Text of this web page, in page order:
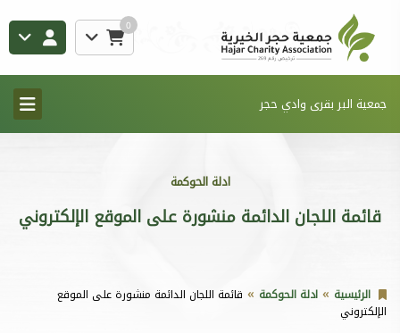
0
جمعية البر بقرى وادي حجر
ادلة الحوكمة
قائمة اللجان الدائمة منشورة على الموقع الإلكتروني
الرئيسية ادلة الحوكمة
قائمة اللجان الدائمة منشورة على الموقع
الإلكتروني